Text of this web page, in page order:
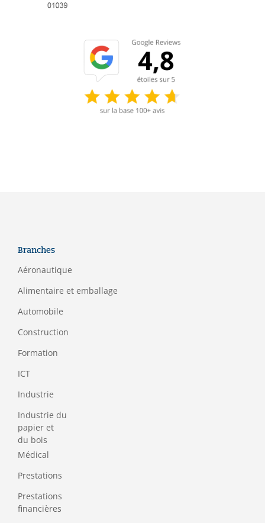
Branches
Aéronautique
Alimentaire et emballage
Automobile
Construction
Formation
ICT
Industrie
Industrie du
papier et
du bois
Médical
Prestations
Prestations
financières